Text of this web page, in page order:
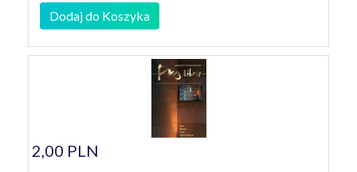
Dodaj do Koszyka
2,00 PLN